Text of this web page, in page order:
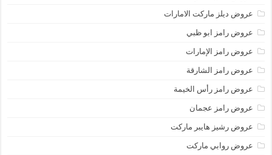
عروض ديلز ماركت الامارات
عروض رامز ابو ظبي
عروض رامز الإمارات
عروض رامز الشارقة
عروض رامز رأس الخيمة
عروض رامز عجمان
عروض رشيز هايبر ماركت
عروض روابي ماركت